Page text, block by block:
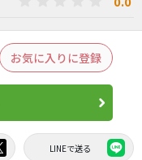
お気に入りに登録
LINEで送る